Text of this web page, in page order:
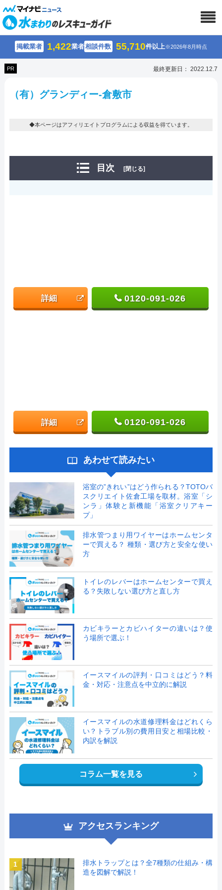
掲載業者 1,422業者相談件数 55,710件以上※2026年8月時点
PR 最終更新日： 2022.12.7
（有）グランディー-倉敷市
◆本ページはアフィリエイトプログラムによる収益を得ています。
目次 [閉じる]
詳細 0120-091-026
詳細 0120-091-026
あわせて読みたい
浴室の”きれい”はどう作られる？TOTOバ
スクリエイト佐倉工場を取材。浴室「シ
ンラ」体験と新機能「浴室クリアキー
プ」
排水管つまり用ワイヤーはホームセンタ
ーで買える？ 種類・選び方と安全な使い
方
トイレのレバーはホームセンターで買え
る？失敗しない選び方と直し方
カビキラーとカビハイターの違いは？使
う場所で選ぶ！
イースマイルの評判・口コミはどう？料
金・対応・注意点を中立的に解説
イースマイルの水道修理料金はどれくら
い？トラブル別の費用目安と相場比較・
内訳を解説
コラム一覧を見る
アクセスランキング
1
排水トラップとは？全7種類の仕組み・構
造を図解で解説！